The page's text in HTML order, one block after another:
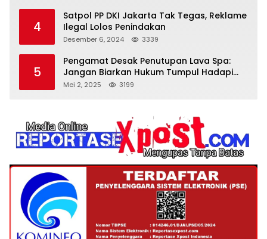
4
Satpol PP DKI Jakarta Tak Tegas, Reklame
Ilegal Lolos Penindakan
Desember 6, 2024 3339
5
Pengamat Desak Penutupan Lava Spa:
Jangan Biarkan Hukum Tumpul Hadapi
‘Spa Berkedok
Mei 2, 2025 3199